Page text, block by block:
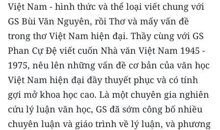
Media Chính trị
Media Kinh tế
Media Văn hóa
Media Xã hội
Media Pháp luật
Media Du lịch
Việt Nam - hình thức và thể loại viết chung với
GS Bùi Văn Nguyên, rồi Thơ và mấy vấn đề
trong thơ Việt Nam hiện đại. Thầy cùng với GS
Phan Cự Đệ viết cuốn Nhà văn Việt Nam 1945 -
1975, nêu lên những vấn đề cơ bản của văn học
Việt Nam hiện đại đầy thuyết phục và có tính
gợi mở khoa học cao. Là một chuyên gia nghiên
cứu lý luận văn học, GS đã sớm công bố nhiều
chuyên luận và giáo trình về lý luận, và phương